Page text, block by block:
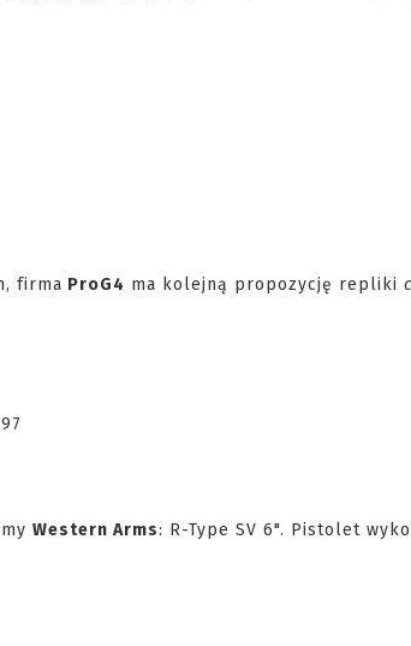
firma ProG4 ma kolejną propozycję repliki
Western Arms: R-Type SV 6". Pistolet